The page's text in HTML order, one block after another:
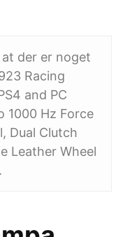
der er noget
Racing
and PC
1000 Hz Force
Dual Clutch
Leather Wheel